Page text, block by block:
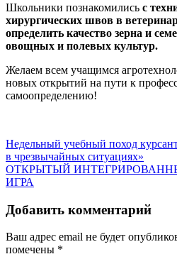
Школьники познакомились с
хирургических швов в
определить качество зерна и
овощных и полевых культур.
Желаем всем учащимся
новых открытий на пути к
самоопределению!
Навигация
по
записям
Недельный учебный поход
в чрезвычайных ситуациях»
ОТКРЫТЫЙ
ИГРА
Добавить комментарий
Ваш адрес email не будет
помечены *